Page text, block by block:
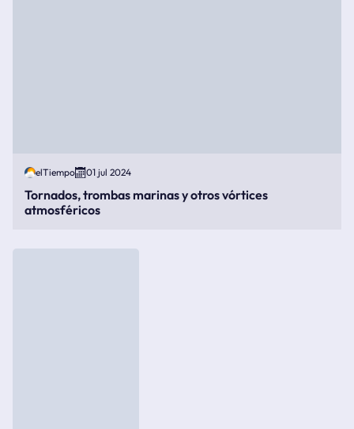
elTiempo 01 jul 2024
Tornados, trombas marinas y otros vórtices
atmosféricos